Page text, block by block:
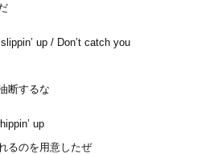
up / Don’t catch you
断するな
up
るのを用意したぜ